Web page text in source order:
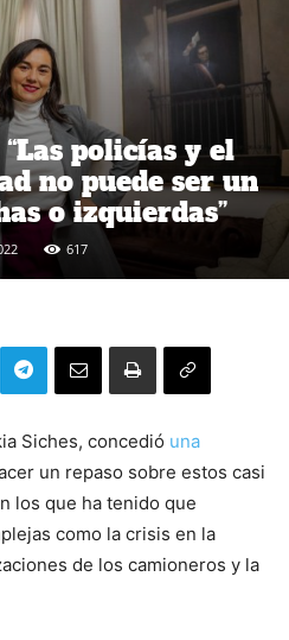
policías y el
no puede ser un
o izquierdas”
617
Siches, concedió una
un repaso sobre estos casi
los que ha tenido que
como la crisis en la
de los camioneros y la